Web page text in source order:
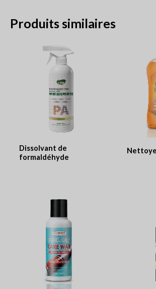
Produits similaires
Dissolvant de
formaldéhyde